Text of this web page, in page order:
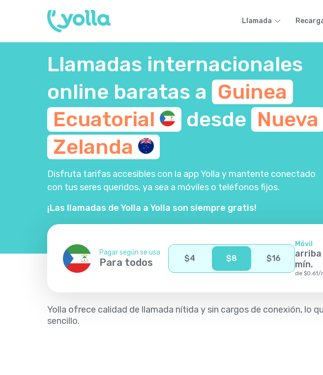
Llamada
Llamadas internacionales
online baratas a Guinea
Ecuatorial
desde Nueva
Zelanda
Disfruta tarifas accesibles con la app Yolla y mantente conectado
con tus seres queridos, ya sea a móviles o teléfonos fijos.
¡Las llamadas de Yolla a Yolla son siempre gratis!
Pagar según se usa
Para todos $4 $8 $16
Móvil
arriba
mín.
de $0.61/
Yolla ofrece calidad de llamada nítida y sin cargos de conexión, lo
sencillo.